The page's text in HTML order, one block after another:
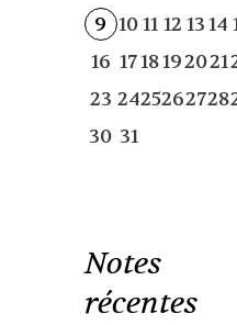
9 1011 12 1314
16 1718192021
23 2425262728
30 31
Notes
récentes